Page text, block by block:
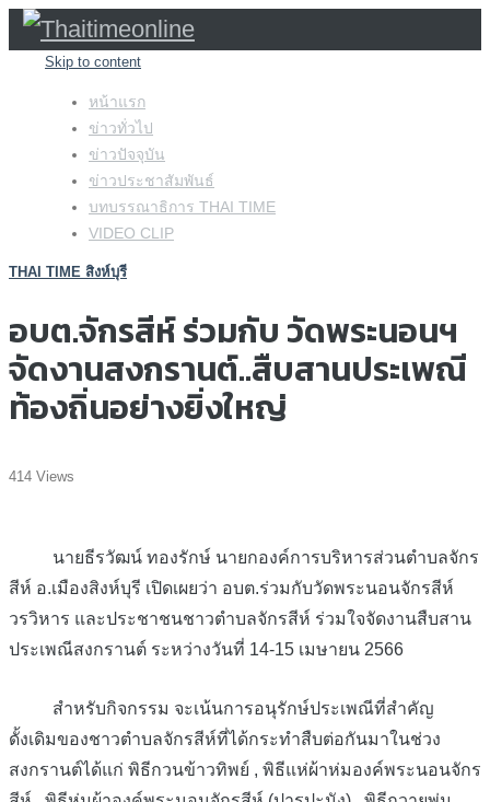
Skip to content
หน้าแรก
ข่าวทั่วไป
ข่าวปัจจุบัน
ข่าวประชาสัมพันธ์
บทบรรณาธิการ THAI TIME
VIDEO CLIP
THAI TIME สิงห์บุรี
อบต.จักรสีห์ ร่วมกับ วัดพระนอนฯ
จัดงานสงกรานต์..สืบสานประเพณี
ท้องถิ่นอย่างยิ่งใหญ่
414 Views
นายธีรวัฒน์ ทองรักษ์ นายกองค์การบริหารส่วนตำบลจักร
สีห์ อ.เมืองสิงห์บุรี เปิดเผยว่า อบต.ร่วมกับวัดพระนอนจักรสีห์
วรวิหาร และประชาชนชาวตำบลจักรสีห์ ร่วมใจจัดงานสืบสาน
ประเพณีสงกรานต์ ระหว่างวันที่ 14-15 เมษายน 2566
สำหรับกิจกรรม จะเน้นการอนุรักษ์ประเพณีที่สำคัญ
ดั้งเดิมของชาวตำบลจักรสีห์ที่ได้กระทำสืบต่อกันมาในช่วง
สงกรานต์ได้แก่ พิธีกวนข้าวทิพย์ , พิธีแห่ผ้าห่มองค์พระนอนจักร